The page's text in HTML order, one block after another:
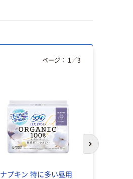
ナプキン 特に多い昼用
ページ： 1 ／3
次のスライド